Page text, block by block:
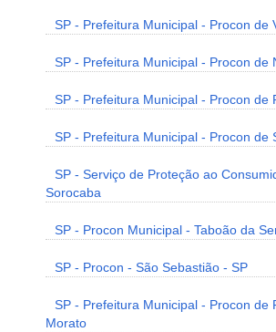
SP - Prefeitura Municipal - Procon de
SP - Prefeitura Municipal - Procon de
SP - Prefeitura Municipal - Procon de
SP - Prefeitura Municipal - Procon de
SP - Serviço de Proteção ao
Sorocaba
SP - Procon Municipal - Taboão da
SP - Procon - São Sebastião - SP
SP - Prefeitura Municipal - Procon de
Morato